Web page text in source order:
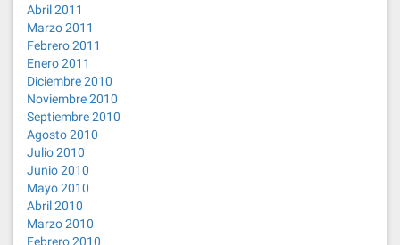
Abril 2011
Marzo 2011
Febrero 2011
Enero 2011
Diciembre 2010
Noviembre 2010
Septiembre 2010
Agosto 2010
Julio 2010
Junio 2010
Mayo 2010
Abril 2010
Marzo 2010
Febrero 2010